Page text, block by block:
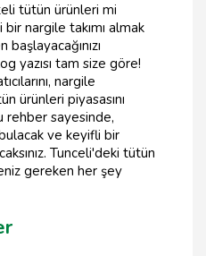
tütün ürünleri mi
nargile takımı almak
yazısı tam size göre!
nargile
ürünleri piyasasını
rehber sayesinde,
ve keyifli bir
Tunceli'deki tütün
gereken her şey